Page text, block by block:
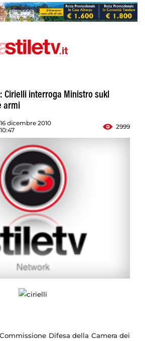
Cirielli interroga Ministro sukl
armi
16 dicembre 2010
10:47
2999
Difesa della Camera dei